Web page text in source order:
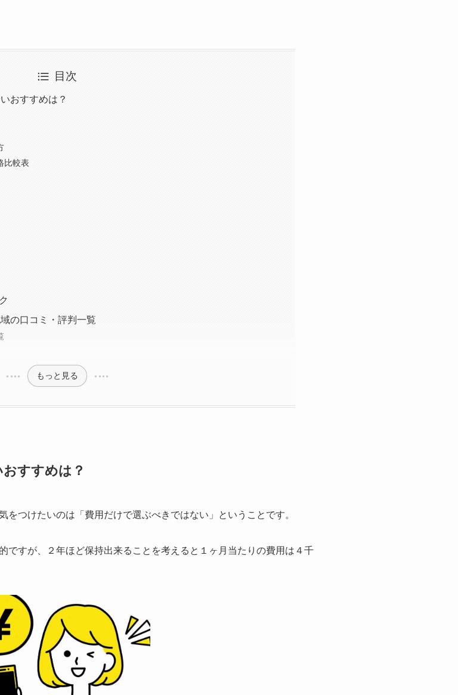
目次
おすすめは？
比較表
の口コミ・評判一覧
もっと見る
すすめは？
をつけたいのは 「費用だけで選ぶべきではない」ということです。
ですが、２年ほど保持出来ることを考えると１ヶ月当たりの費用は４千